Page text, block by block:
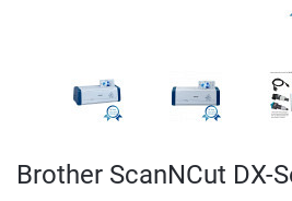
Brother ScanNCut DX-